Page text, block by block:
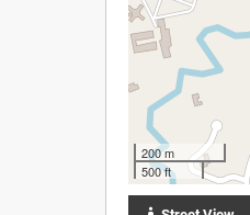
200 m
500 ft